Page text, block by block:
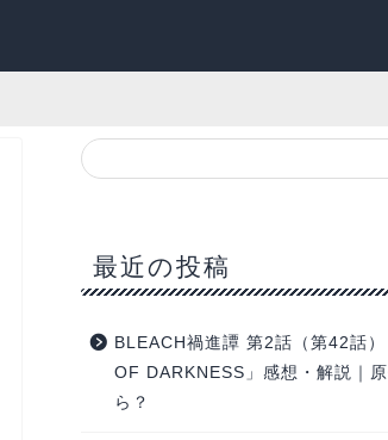
最近の投稿
BLEACH禍進譚 第2話（第42話）
OF DARKNESS」感想・解説｜
ら？